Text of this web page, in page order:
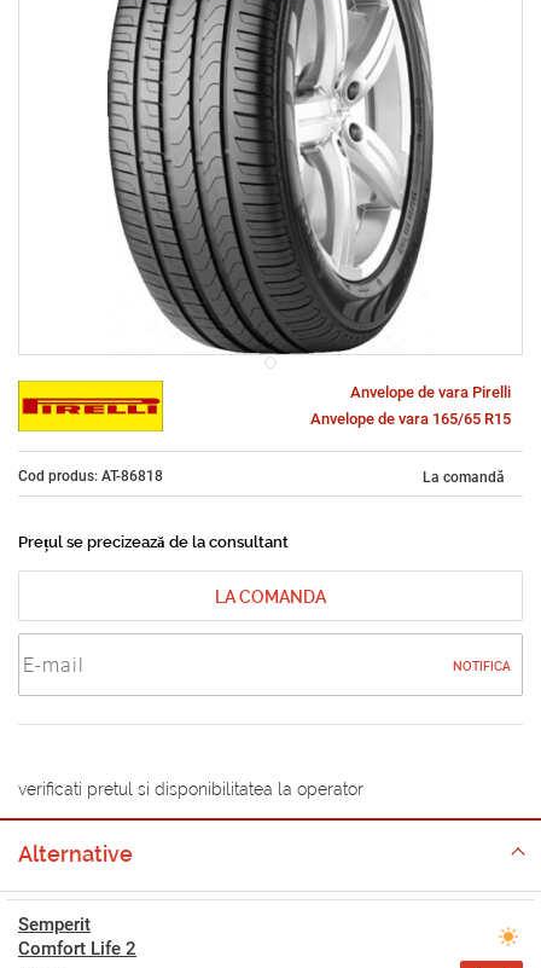
Anvelope de vara Pirelli
Anvelope de vara 165/65 R15
Cod produs: AT-86818 La comandă
Prețul se precizează de la consultant
LA COMANDA
NOTIFICA
verificati pretul si disponibilitatea la operator
Alternative
Semperit
Comfort Life 2